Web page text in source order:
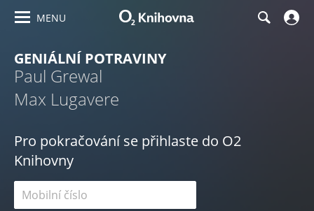
MENU
GENIÁLNÍ POTRAVINY
Paul Grewal
Max Lugavere
Pro pokračování se přihlaste do O2
Knihovny